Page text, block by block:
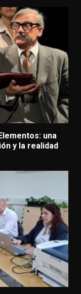
una
y la realidad